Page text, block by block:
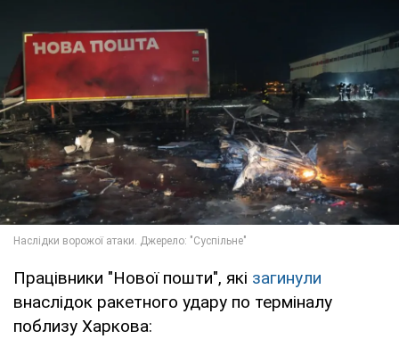
Працівники "Нової пошти", які загинули
внаслідок ракетного удару по терміналу
поблизу Харкова: